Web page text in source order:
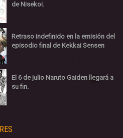
de Nisekoi.
Retraso indefinido en la emisión del
episodio final de Kekkai Sensen
El 6 de julio Naruto Gaiden llegará a
su fin.